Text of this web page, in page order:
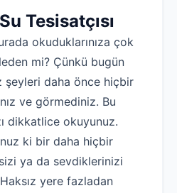
Tesisatçısı
okuduklarınıza çok
mi? Çünkü bugün
şeyleri daha önce hiçbir
ve görmediniz. Bu
dikkatlice okuyunuz.
ki bir daha hiçbir
sizi ya da sevdiklerinizi
Haksız yere fazladan